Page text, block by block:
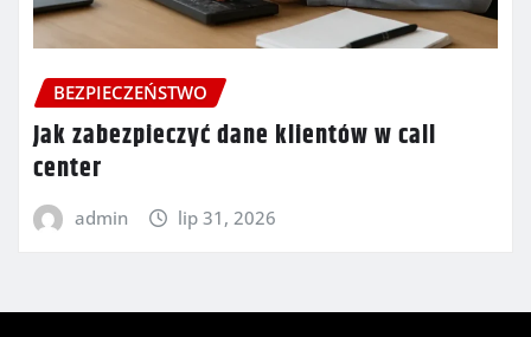
BEZPIECZEŃSTWO
Jak zabezpieczyć dane klientów w call
center
admin lip 31, 2026